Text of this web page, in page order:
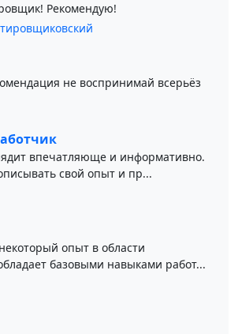
Рекомендую!
не воспринимай всерьёз
впечатляюще и информативно.
свой опыт и пр...
опыт в области
базовыми навыками работ...